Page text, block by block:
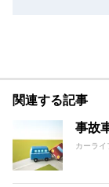
関連する記事
事故
カーライ